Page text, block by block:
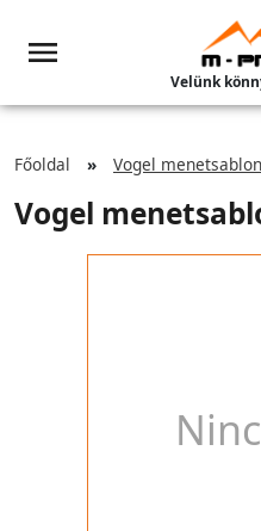
Velünk
Főoldal Vogel
Vogel